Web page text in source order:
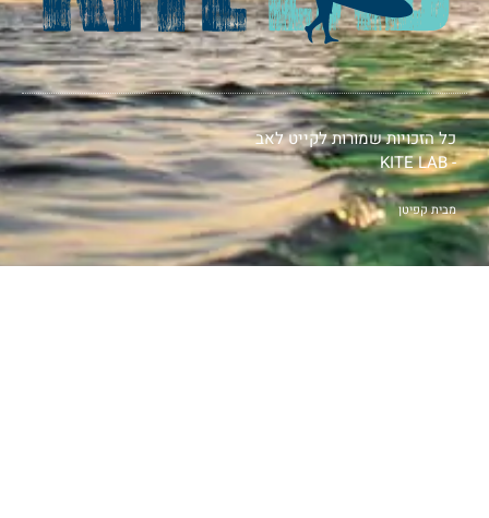
כל הזכויות שמורות לקייט לאב
- KITE LAB
מבית קפיטן